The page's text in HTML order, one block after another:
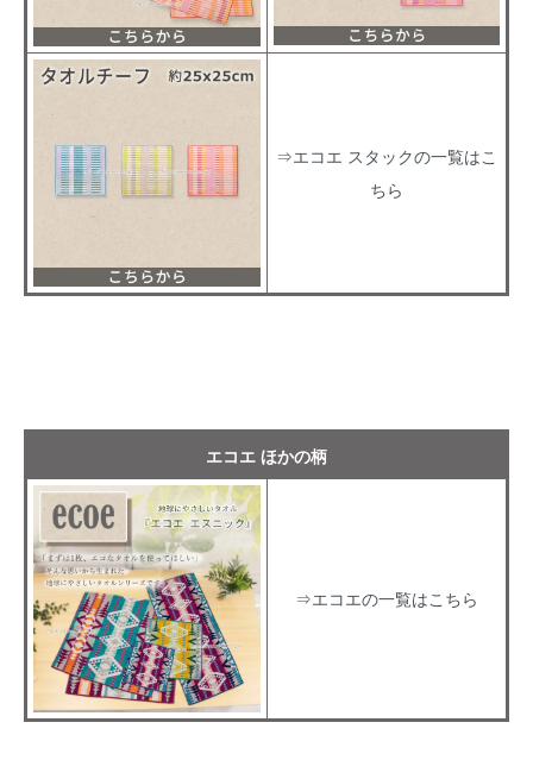
⇒エコエ スタックの一覧はこ
ちら
エコエ ほかの柄
⇒エコエの一覧はこちら